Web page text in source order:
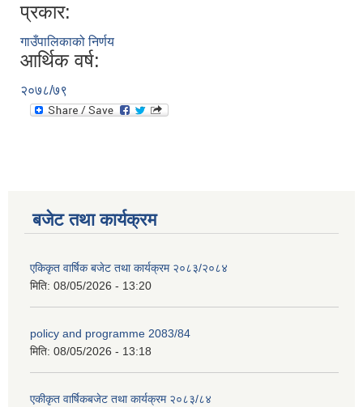
प्रकार:
गाउँपालिकाको निर्णय
आर्थिक वर्ष:
२०७८/७९
बजेट तथा कार्यक्रम
एकिकृत वार्षिक बजेट तथा कार्यक्रम २०८३/२०८४
मिति: 08/05/2026 - 13:20
policy and programme 2083/84
मिति: 08/05/2026 - 13:18
एकीकृत वार्षिकबजेट तथा कार्यक्रम २०८३/८४